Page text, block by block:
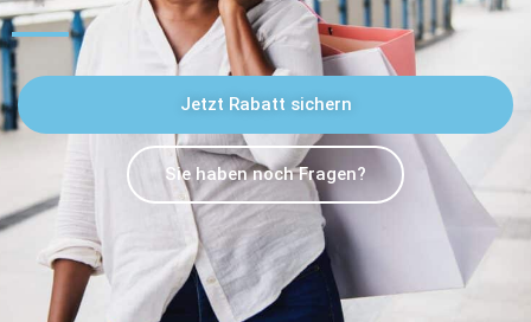
Jetzt Rabatt sichern
Sie haben noch Fragen?